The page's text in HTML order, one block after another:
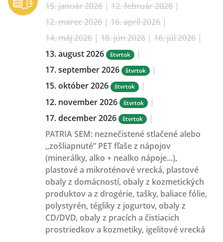
15. január 2026 | 12. február 2026 |
12. marec 2026 | 16. apríl 2026 |
14. máj 2026 | 18. jún 2026 | 16. júl 2026 |
13. august 2026
štvrtok
|
17. september 2026
štvrtok
|
15. október 2026
štvrtok
|
12. november 2026
štvrtok
|
17. december 2026
štvrtok
|
PATRIA SEM: neznečistené stlačené alebo
,,zošliapnuté” PET fľaše z nápojov
(minerálky, alko + nealko nápoje...),
plastové a mikroténové vrecká, plastové
obaly z domácností, obaly z kozmetických
produktov a z drogérie, tašky, baliace fólie,
polystyrén, tégliky z jogurtov, obaly z
CD/DVD, obaly z pracích a čistiacich
prostriedkov a kozmetiky, igelitové vrecká